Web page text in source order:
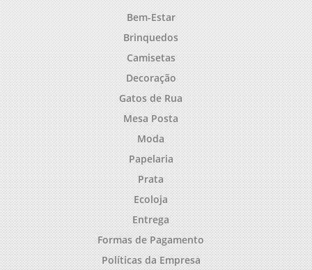
Bem-Estar
Brinquedos
Camisetas
Decoração
Gatos de Rua
Mesa Posta
Moda
Papelaria
Prata
Ecoloja
Entrega
Formas de Pagamento
Políticas da Empresa